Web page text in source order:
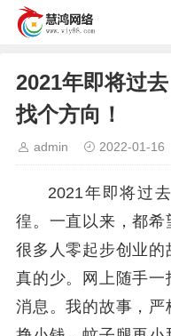
2021年即将过
找个方向！
admin 2022-01-16
2021年即将过
徨。一直以来，都
很多人零起步创业的
真的少。网上随手
消息。我的故事，严